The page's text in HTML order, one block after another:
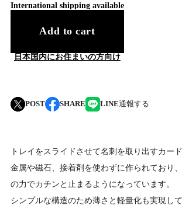
International shipping available
Add to cart
日本国内にお住まいの方向け
POST SHARE LINE通報する
トレイをスライドさせて名刺を取り出すカー
金属や磁石、接着剤を使わずに作られており
の力でカチンと止まるようになっています。
シンプルな構造のため薄さと軽量化も実現して